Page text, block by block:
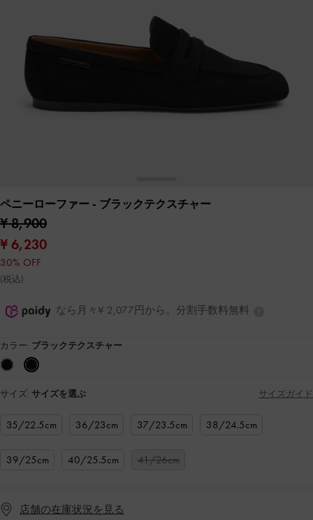
ペニーローファー - ブラックテクスチャー
¥ 8,900
¥ 6,230
30% OFF
(税込)
なら月々¥ 2,077円から。分割手数料無料
カラー: ブラックテクスチャー
サイズ: サイズを選ぶ サイズガイド
35/22.5cm 36/23cm 37/23.5cm 38/24.5cm
39/25cm 40/25.5cm 41/26cm
店舗の在庫状況を見る